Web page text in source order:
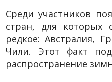
Среди участников
стран, для которых
редкое: Австралия,
Чили. Этот факт
распространение